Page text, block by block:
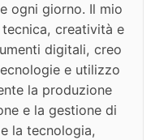
ogni giorno. Il mio
creatività e
digitali, creo
e utilizzo
la produzione
e la gestione di
la tecnologia,